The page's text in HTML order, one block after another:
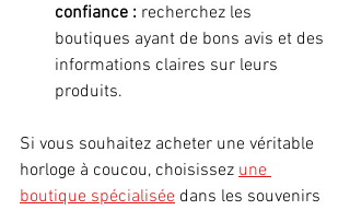
confiance : recherchez les
boutiques ayant de bons avis et des
informations claires sur leurs
produits.
Si vous souhaitez acheter une véritable
horloge à coucou, choisissez une
boutique spécialisée dans les souvenirs